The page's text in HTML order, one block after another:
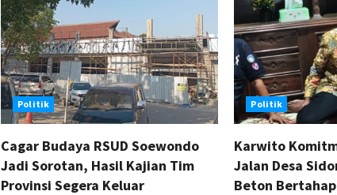
Politik
Cagar Budaya RSUD Soewondo
Jadi Sorotan, Hasil Kajian Tim
Provinsi Segera Keluar
Politik
Karwito
Jalan Desa
Beton Bertahap